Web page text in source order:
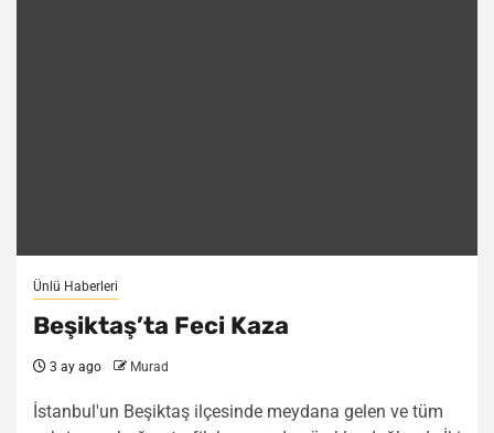
Ünlü Haberleri
Beşiktaş’ta Feci Kaza
3 ay ago Murad
İstanbul'un Beşiktaş ilçesinde meydana gelen ve tüm